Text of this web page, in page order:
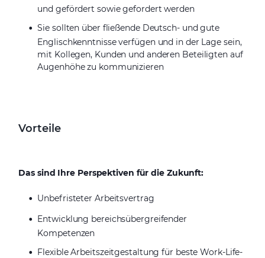
und gefördert sowie gefordert werden
Sie sollten über fließende Deutsch- und gute
Englischkenntnisse verfügen und in der Lage sein,
mit Kollegen, Kunden und anderen Beteiligten auf
Augenhöhe zu kommunizieren
Vorteile
Das sind Ihre Perspektiven für die Zukunft:
Unbefristeter Arbeitsvertrag
Entwicklung bereichsübergreifender
Kompetenzen
Flexible Arbeitszeitgestaltung für beste Work-Life-